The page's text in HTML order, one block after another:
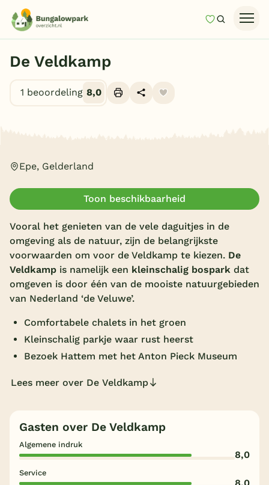
MijnZoeken
Last minutes
Top 12 aanbiedingen
Onze vakantiegidsen
Vakantieparken
Subtropisch zwembad
Overdekt zwembad
Alle populaire faciliteiten
Keuzehulp
De Veldkamp
1 beoordeling 8,0
Epe, Gelderland
Toon beschikbaarheid
Vooral het genieten van de vele daguitjes in de
omgeving als de natuur, zijn de belangrijkste
voorwaarden om voor de Veldkamp te kiezen. De
Veldkamp is namelijk een kleinschalig bospark dat
omgeven is door één van de mooiste natuurgebieden
van Nederland ‘de Veluwe’.
Comfortabele chalets in het groen
Kleinschalig parkje waar rust heerst
Bezoek Hattem met het Anton Pieck Museum
Lees meer over De Veldkamp
Gasten over De Veldkamp
Algemene indruk
8,0
Service